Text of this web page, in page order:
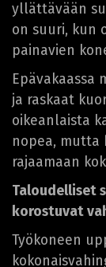
yllättävään
on suuri, kun
painavien
Epävakaassa
ja raskaat
oikeanlaista
nopea,
rajaamaan
Taloudelliset
korostuvat
Työkoneen